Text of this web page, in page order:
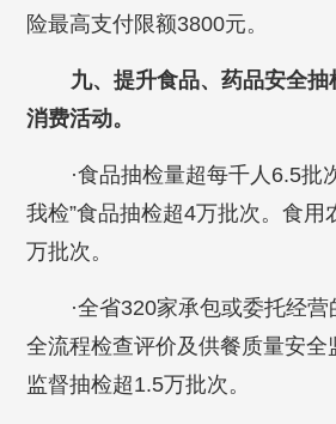
险最高支付限额3800元。
九、提升食品、药品安全
消费活动。
·食品抽检量超每千人6.5批
我检”食品抽检超4万批次。食用
万批次。
·全省320家承包或委托经
全流程检查评价及供餐质量安全
监督抽检超1.5万批次。